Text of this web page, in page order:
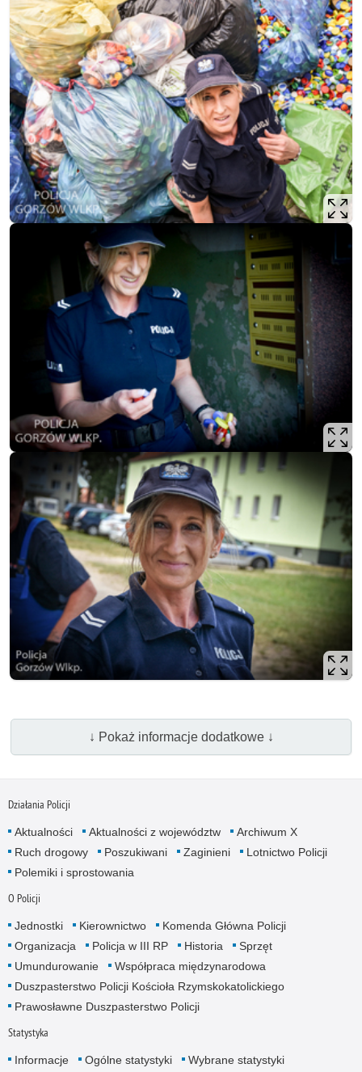
↓ Pokaż informacje dodatkowe ↓
Działania Policji
Aktualności Aktualności z województw
Archiwum X
Ruch drogowy
Poszukiwani Zaginieni
Lotnictwo Policji
Polemiki i sprostowania
O Policji
Jednostki Kierownictwo
Komenda Główna Policji
Organizacja
Policja w III RP Historia
Sprzęt
Umundurowanie
Współpraca międzynarodowa
Duszpasterstwo Policji Kościoła Rzymskokatolickiego
Prawosławne Duszpasterstwo Policji
Statystyka
Informacje Ogólne statystyki
Wybrane statystyki